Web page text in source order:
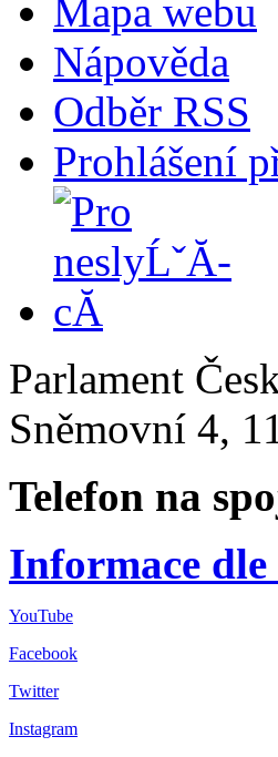
Mapa webu
Nápověda
Odběr RSS
Prohlášení
Parlament
Sněmovní 4,
Telefon na
Informace dle
YouTube
Facebook
Twitter
Instagram